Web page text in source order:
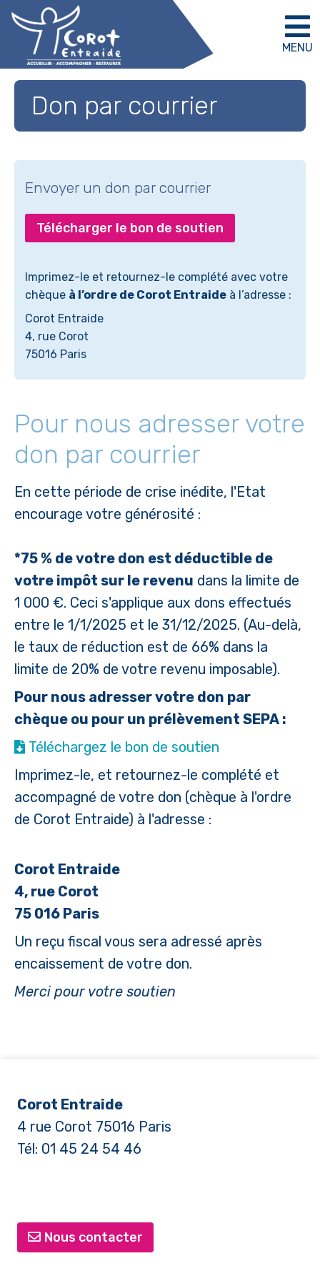
MENU
Don par courrier
Envoyer un don par courrier
Télécharger le bon de soutien
Imprimez-le et retournez-le complété avec votre
chèque à l’ordre de Corot Entraide à l’adresse :
Corot Entraide
4, rue Corot
75016 Paris
Pour nous adresser votre
don par courrier
En cette période de crise inédite, l'Etat
encourage votre générosité :
*75 % de votre don est déductible de
votre impôt sur le revenu dans la limite de
1 000 €. Ceci s'applique aux dons effectués
entre le 1/1/2025 et le 31/12/2025. (Au-delà,
le taux de réduction est de 66% dans la
limite de 20% de votre revenu imposable).
Pour nous adresser votre don par
chèque ou pour un prélèvement SEPA :
Téléchargez le bon de soutien
Imprimez-le, et retournez-le complété et
accompagné de votre don (chèque à l'ordre
de Corot Entraide) à l'adresse :
Corot Entraide
4, rue Corot
75 016 Paris
Un reçu fiscal vous sera adressé après
encaissement de votre don.
Merci pour votre soutien
Corot Entraide
4 rue Corot 75016 Paris
Tél: 01 45 24 54 46
Nous contacter